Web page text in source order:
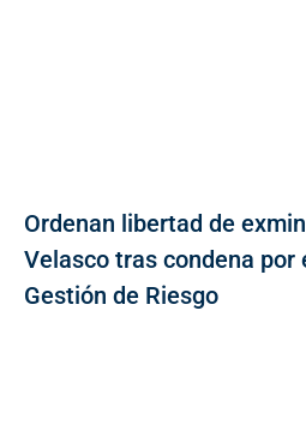
Ordenan libertad de
Velasco tras condena por
Gestión de Riesgo